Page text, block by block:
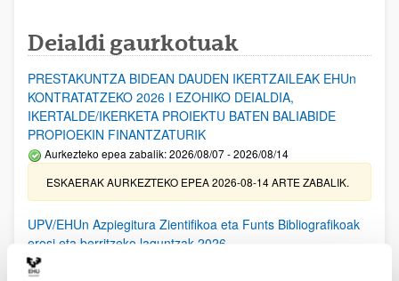
Deialdi gaurkotuak
PRESTAKUNTZA BIDEAN DAUDEN IKERTZAILEAK EHUn
KONTRATATZEKO 2026 I EZOHIKO DEIALDIA,
IKERTALDE/IKERKETA PROIEKTU BATEN BALIABIDE
PROPIOEKIN FINANTZATURIK
Aurkezteko epea zabalik: 2026/08/07 - 2026/08/14
ESKAERAK AURKEZTEKO EPEA 2026-08-14 ARTE ZABALIK.
UPV/EHUn Azpiegitura Zientifikoa eta Funts Bibliografikoak
erosi eta berritzeko laguntzak 2026